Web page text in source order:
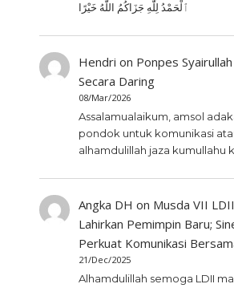
ٱلْحَمْدُ لِلّٰهِ جَزَاكُمُ اللّٰهُ خَيْرًا
Hendri on Ponpes
Secara Daring
08/Mar/2026
Assalamualaikum, amsol
pondok untuk komunikasi
alhamdulillah jaza kumullahu
Angka DH on Musda VII
Lahirkan Pemimpin Baru;
Perkuat Komunikasi
21/Dec/2025
Alhamdulillah semoga LDII